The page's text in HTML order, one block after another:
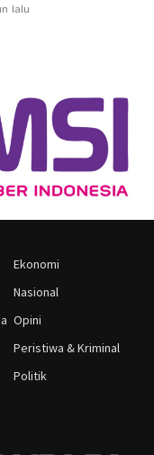
lalu
Ekonomi
Nasional
Opini
Peristiwa & Kriminal
Politik